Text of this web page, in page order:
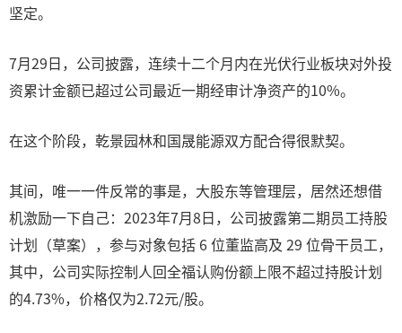
坚定。
7月29日，公司披露，连续十二个月内在光伏行业板块对外投
资累计金额已超过公司最近一期经审计净资产的10%。
在这个阶段，乾景园林和国晟能源双方配合得很默契。
其间，唯一一件反常的事是，大股东等管理层，居然还想借
机激励一下自己：2023年7月8日，公司披露第二期员工持股
计划（草案），参与对象包括 6 位董监高及 29 位骨干员工，
其中，公司实际控制人回全福认购份额上限不超过持股计划
的4.73%，价格仅为2.72元/股。